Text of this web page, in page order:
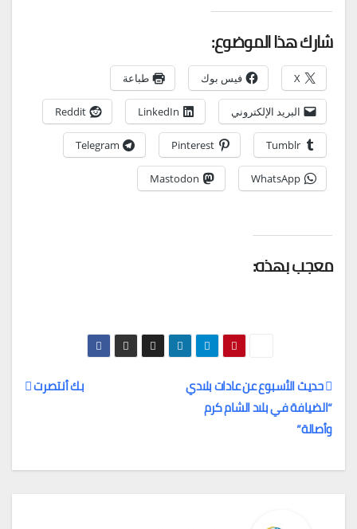
شارك هذا الموضوع:
X فيس بوك طباعة
البريد الإلكتروني LinkedIn
Reddit
Tumblr
Pinterest
Telegram
WhatsApp
Mastodon
معجب بهذه:
تصفّح
المقالات
بك أنتصرت
حديث الأسبوع عن عادات بلادي
“الضيافة في بلاد الشام كرم
وأصالة”